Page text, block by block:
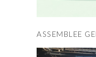
ASSEMBLEE